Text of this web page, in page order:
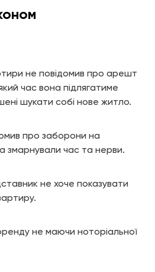
не повідомив про арешт
час вона підлягатиме
шукати собі нове житло.
про заборони на
змарнували час та нерви.
не хоче показувати
не маючи ноторіальної